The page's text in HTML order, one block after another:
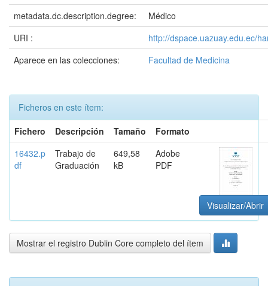
metadata.dc.description.degree:
Médico
URI :
http://dspace.uazuay.edu.ec/
Aparece en las colecciones:
Facultad de Medicina
Ficheros en este ítem:
Fichero
Descripción Tamaño
Formato
16432.p
df
Trabajo de
Graduación
649,58
kB
Adobe
PDF
Visualizar/Abrir
Mostrar el registro Dublin Core completo del ítem